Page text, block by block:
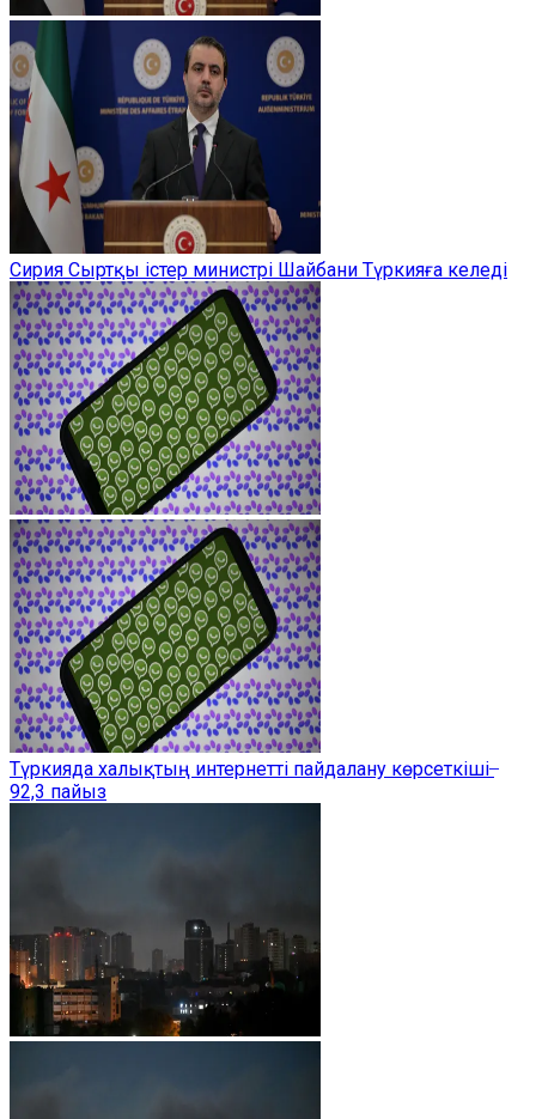
Сирия Сыртқы істер министрі Шайбани Түркияға келеді
Түркияда халықтың интернетті пайдалану көрсеткіші ̶
92,3 пайыз